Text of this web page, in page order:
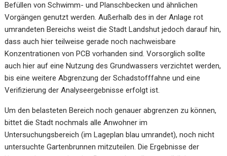
Befüllen von Schwimm- und Planschbecken und ähnlichen
Vorgängen genutzt werden. Außerhalb des in der Anlage rot
umrandeten Bereichs weist die Stadt Landshut jedoch darauf hin,
dass auch hier teilweise gerade noch nachweisbare
Konzentrationen von PCB vorhanden sind. Vorsorglich sollte
auch hier auf eine Nutzung des Grundwassers verzichtet werden,
bis eine weitere Abgrenzung der Schadstofffahne und eine
Verifizierung der Analyseergebnisse erfolgt ist.
Um den belasteten Bereich noch genauer abgrenzen zu können,
bittet die Stadt nochmals alle Anwohner im
Untersuchungsbereich (im Lageplan blau umrandet), noch nicht
untersuchte Gartenbrunnen mitzuteilen. Die Ergebnisse der